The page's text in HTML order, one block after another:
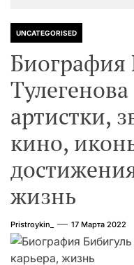
UNCATEGORISED
Биография
артистки,
кино,
жизнь
Pristroykin_ 17 Марта 2022